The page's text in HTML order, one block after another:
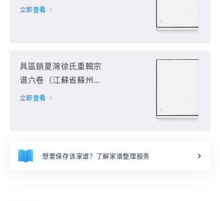
市）第5册
立即查看
具區銷夏灣徐氏重輯宗
谱六卷（江蘇省蘇州
市）第6册
立即查看
想要保存该家谱？了解家谱整理服务